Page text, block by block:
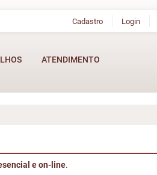
Cadastro Login
ATENDIMENTO
e on-line.